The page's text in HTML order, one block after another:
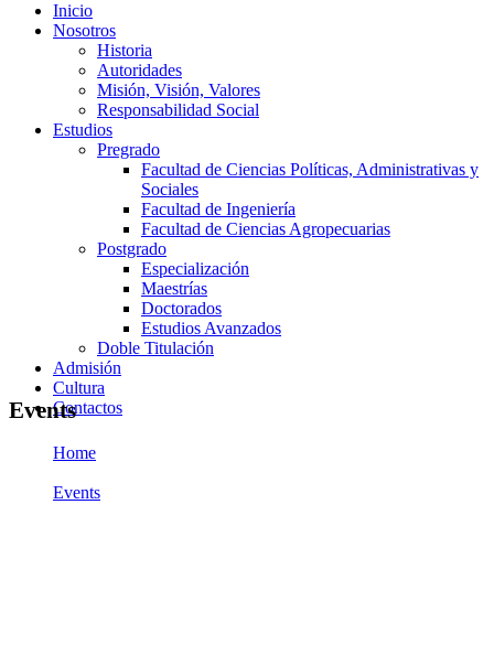
Inicio
Nosotros
Historia
Autoridades
Misión, Visión, Valores
Responsabilidad Social
Estudios
Pregrado
Facultad de Ciencias Políticas, Administrativas y
Sociales
Facultad de Ingeniería
Facultad de Ciencias Agropecuarias
Postgrado
Especialización
Maestrías
Doctorados
Estudios Avanzados
Doble Titulación
Admisión
Cultura
Contactos
Events
Home
Events